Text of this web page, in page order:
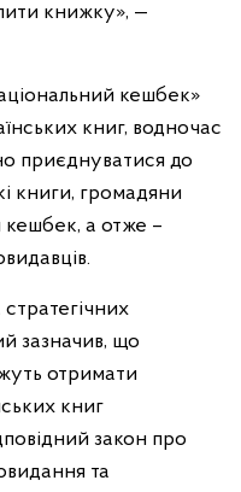
книжку», —
кешбек»
книг, водночас
приєднуватися до
книги, громадяни
а отже –
зазначив, що
отримати
книг
закон про
та